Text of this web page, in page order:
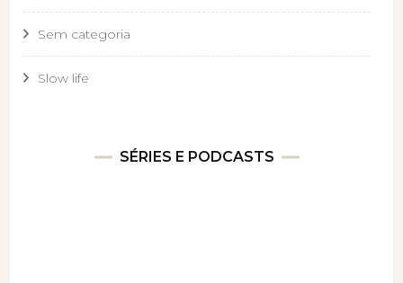
Sem categoria
Slow life
SÉRIES E PODCASTS